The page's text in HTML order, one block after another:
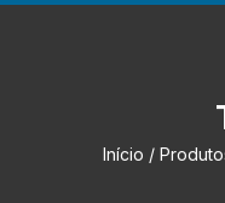
Início /